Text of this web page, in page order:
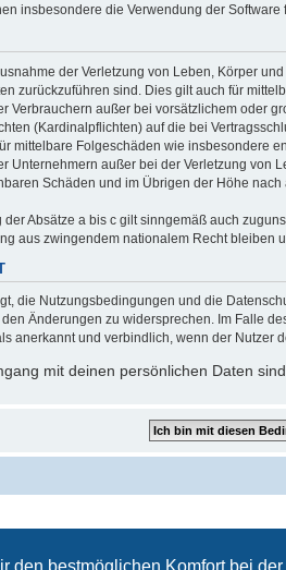
insbesondere die Verwendung der
der Verletzung von Leben, Körper
zurückzuführen sind. Dies gilt auch für
Verbrauchern außer bei vorsätzlichem oder
(Kardinalpflichten) auf die bei
mittelbare Folgeschäden wie insbesondere
Unternehmern außer bei der Verletzung von
Schäden und im Übrigen der Höhe
der Absätze a bis c gilt sinngemäß auch
aus zwingendem nationalem Recht bleiben
die Nutzungsbedingungen und die
Änderungen zu widersprechen. Im Falle
anerkannt und verbindlich, wenn der Nutzer
mit deinen persönlichen Daten